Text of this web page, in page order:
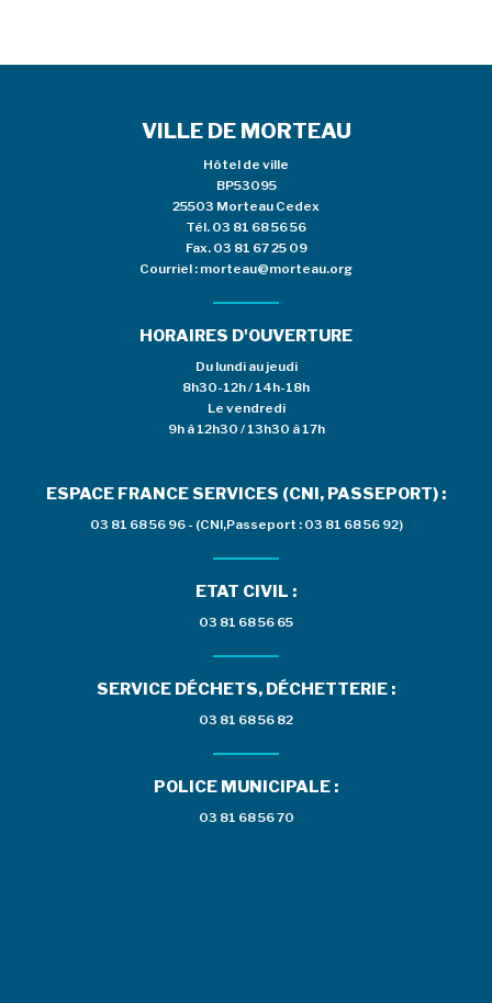
VILLE DE MORTEAU
Hôtel de ville
BP53095
25503 Morteau Cedex
Tél. 03 81 68 56 56
Fax. 03 81 67 25 09
Courriel : morteau@morteau.org
HORAIRES D'OUVERTURE
Du lundi au jeudi
8h30-12h / 14h-18h
Le vendredi
9h à 12h30 / 13h30 à 17h
ESPACE FRANCE SERVICES (CNI, PASSEPORT) :
03 81 68 56 96 - (CNI,Passeport : 03 81 68 56 92)
ETAT CIVIL :
03 81 68 56 65
SERVICE DÉCHETS, DÉCHETTERIE :
03 81 68 56 82
POLICE MUNICIPALE :
03 81 68 56 70